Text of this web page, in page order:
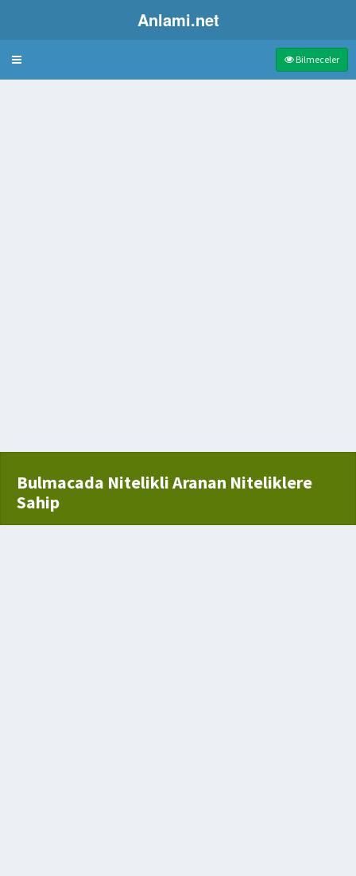
Anlami.net
Bulmaca Bilmeceler
Bulmacada Nitelikli Aranan Niteliklere
Sahip